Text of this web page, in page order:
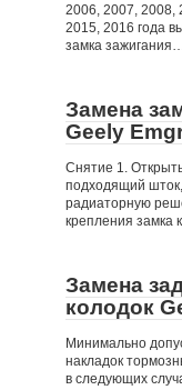
2006, 2007, 2008,
2015, 2016 года
замка
Замена
Geely
Снятие 1.
подходящий
радиаторную
крепления замка
Замена
колодок
Минимально
накладок
в следующих